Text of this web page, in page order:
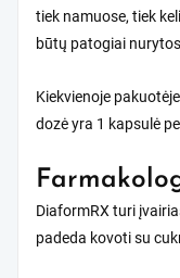
tiek namuose, tiek
būtų patogiai
Kiekvienoje
dozė yra 1 kapsulė
DiaformRX turi
padeda kovoti su